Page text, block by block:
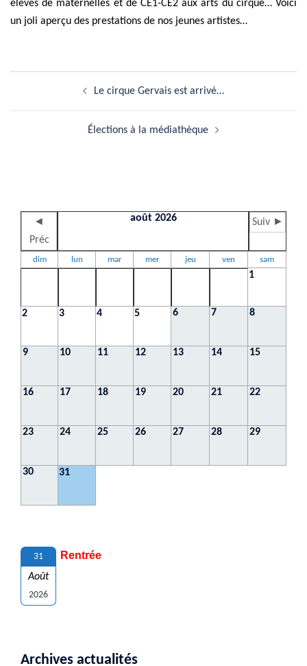
élèves de maternelles et de CE1-CE2 aux arts du cirque… Voici
un joli aperçu des prestations de nos jeunes artistes…
Le cirque Gervais est arrivé…
Élections à la médiathèque
◄
Préc
août 2026 Suiv ►
dim lun mar mer jeu ven sam
1
2 3 4 5 6 7 8
9 10 11 12 13 14 15
16 17 18 19 20 21 22
23 24 25 26 27 28 29
30 31
31
Août
2026
Rentrée
Archives actualités